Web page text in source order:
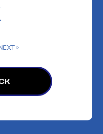
NEXT ▷